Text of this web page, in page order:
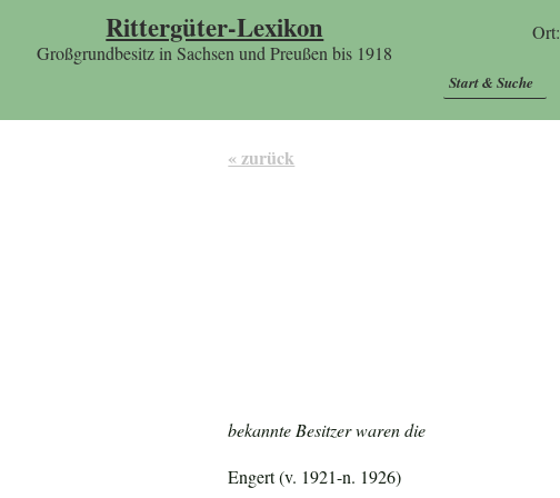
Rittergüter-Lexikon
Großgrundbesitz in Sachsen und Preußen bis 1918
Ort:
Start & Suche
« zurück
bekannte Besitzer waren die
Engert (v. 1921-n. 1926)